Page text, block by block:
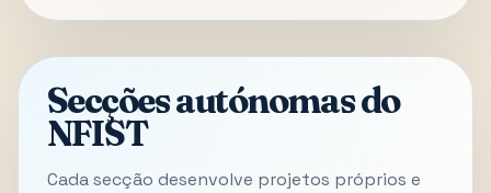
Secções autónomas do
NFIST
Cada secção desenvolve projetos próprios e